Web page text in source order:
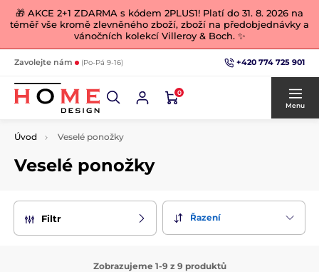
🎁 AKCE 2+1 ZDARMA s kódem 2PLUS1! Platí do 31. 8. 2026 na
téměř vše kromě zlevněného zboží, zboží na předobjednávky a
vánočních kolekcí Villeroy & Boch. ✨
Zavolejte nám (Po-Pá 9-16) +420 774 725 901
0
Menu
Úvod Veselé ponožky
Veselé ponožky
Filtr Řazení
Zobrazujeme 1-9 z 9 produktů